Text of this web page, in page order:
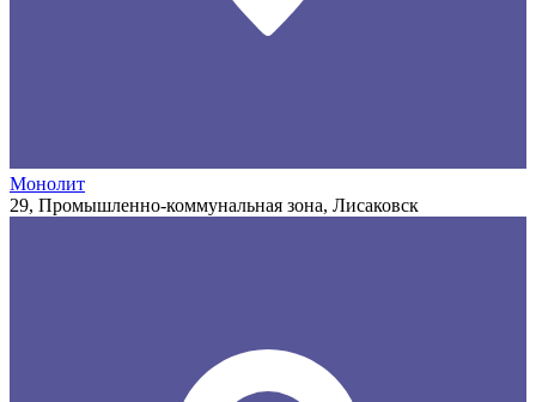
Монолит
29, Промышленно-коммунальная зона, Лисаковск